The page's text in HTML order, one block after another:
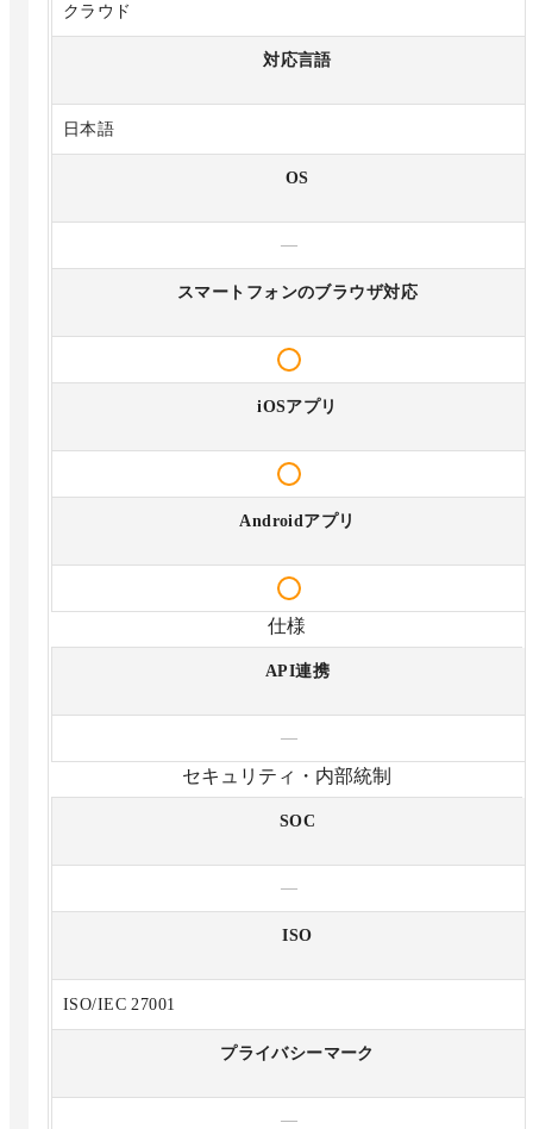
クラウド
対応言語
日本語
OS
—
スマートフォンのブラウザ対応
iOSアプリ
Androidアプリ
仕様
API連携
—
セキュリティ・内部統制
SOC
—
ISO
ISO/IEC 27001
プライバシーマーク
—